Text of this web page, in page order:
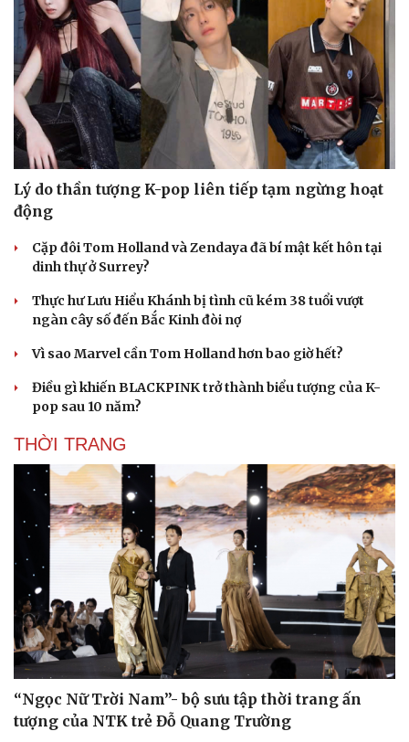
check-in
Cửa sổ tình yêu
Kể chuyện cho bé
Hạt giống tâm hồn
Cải chính
Lý do thần tượng K-pop liên tiếp tạm ngừng hoạt
động
Cặp đôi Tom Holland và Zendaya đã bí mật kết hôn tại
dinh thự ở Surrey?
Thực hư Lưu Hiểu Khánh bị tình cũ kém 38 tuổi vượt
ngàn cây số đến Bắc Kinh đòi nợ
Vì sao Marvel cần Tom Holland hơn bao giờ hết?
Điều gì khiến BLACKPINK trở thành biểu tượng của K-
pop sau 10 năm?
THỜI TRANG
“Ngọc Nữ Trời Nam”- bộ sưu tập thời trang ấn
tượng của NTK trẻ Đỗ Quang Trường